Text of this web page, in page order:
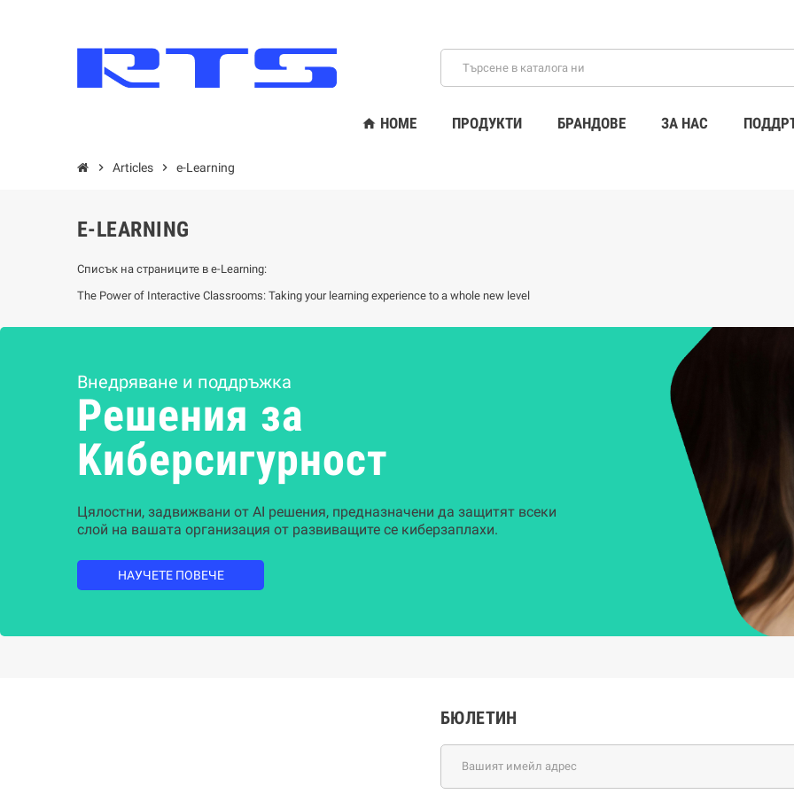
home HOME ПРОДУКТИ БРАНДОВЕ ЗА НАС
chevron_right Articles chevron_right e-Learning
E-LEARNING
Списък на страниците в e-Learning:
The Power of Interactive Classrooms: Taking your learning experience to a whole new level
Внедряване и поддръжка
Решения за
Kиберсигурност
Цялостни, задвижвани от AI решения, предназначени да защитят всеки
слой на вашата организация от развиващите се киберзаплахи.
НАУЧЕТЕ ПОВЕЧЕ
БЮЛЕТИН